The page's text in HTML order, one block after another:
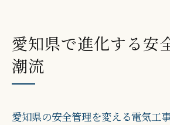
愛知県で進化する安
潮流
愛知県の安全管理を変える電気工